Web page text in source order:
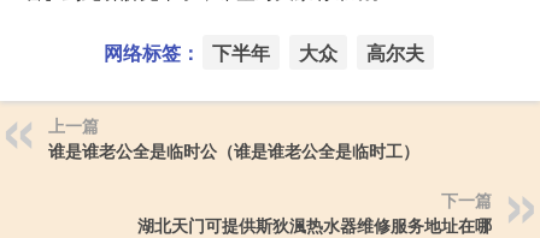
网络标签： 下半年 大众 高尔夫
上一篇
谁是谁老公全是临时公（谁是谁老公全是临时工）
下一篇
湖北天门可提供斯狄渢热水器维修服务地址在哪